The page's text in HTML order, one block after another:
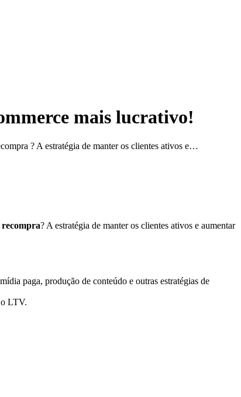
mais lucrativo!
? A estratégia de manter os clientes ativos e…
? A estratégia de manter os clientes ativos e aumentar
paga, produção de conteúdo e outras estratégias de
o LTV.